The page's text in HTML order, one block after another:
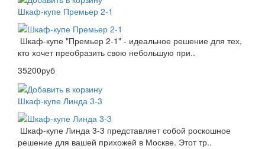
Шкаф-купе Премьер 2-1
Шкаф-купе "Премьер 2-1" - идеальное решение для тех,
кто хочет преобразить свою небольшую при..
35200руб
Шкаф-купе Линда 3-3
Шкаф-купе Линда 3-3 представляет собой роскошное
решение для вашей прихожей в Москве. Этот тр..